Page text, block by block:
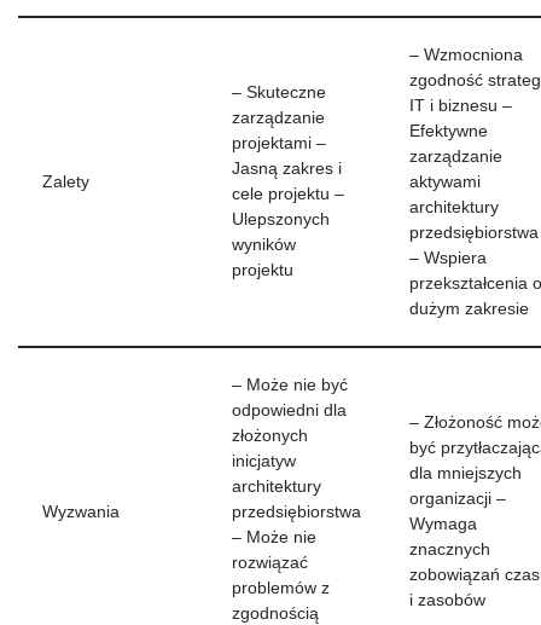
Zalety
– Skuteczne
zarządzanie
projektami –
Jasną zakres i
cele projektu –
Ulepszonych
wyników
projektu
– Wzmocniona
zgodność
IT i biznesu –
Efektywne
zarządzanie
aktywami
architektury
przedsiębiorstwa
– Wspiera
przekształcenia o
dużym zakresie
Wyzwania
– Może nie być
odpowiedni dla
złożonych
inicjatyw
architektury
przedsiębiorstwa
– Może nie
rozwiązać
problemów z
zgodnością
– Złożoność
być
dla mniejszych
organizacji –
Wymaga
znacznych
zobowiązań
i zasobów